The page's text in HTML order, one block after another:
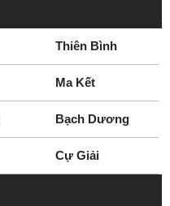
Thiên Bình
Ma Kết
Bạch Dương
Cự Giải